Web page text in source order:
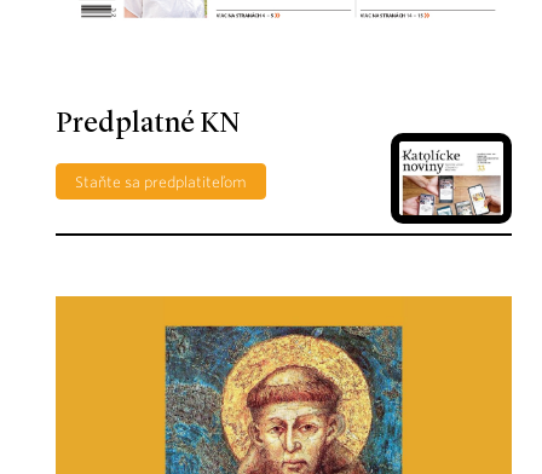
Predplatné KN
Staňte sa predplatiteľom